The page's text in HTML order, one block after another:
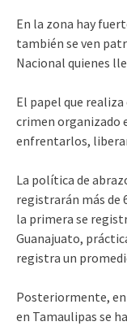
En la zona hay
también se ven
Nacional quienes
El papel que
crimen organizado
enfrentarlos,
La política de
registrarán más de
la primera se
Guanajuato,
registra un
Posteriormente,
en Tamaulipas se